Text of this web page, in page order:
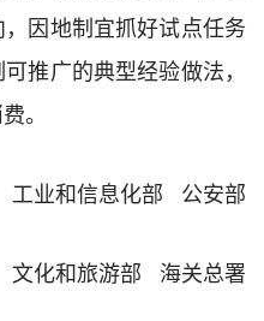
因地制宜抓好试点任务
推广的典型经验做法，
。
业和信息化部 公安部
化和旅游部 海关总署